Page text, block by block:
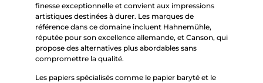
finesse exceptionnelle et convient aux impressions
artistiques destinées à durer. Les marques de
référence dans ce domaine incluent Hahnemühle,
réputée pour son excellence allemande, et Canson, qui
propose des alternatives plus abordables sans
compromettre la qualité.
Les papiers spécialisés comme le papier baryté et le